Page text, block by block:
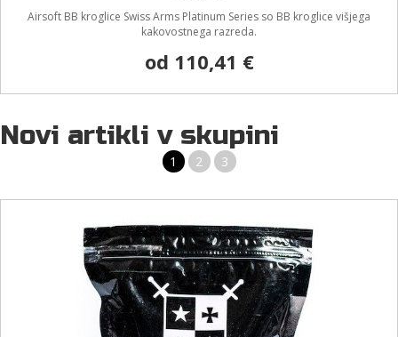
Airsoft BB kroglice Swiss Arms Platinum Series so BB kroglice višjega
kakovostnega razreda.
od 110,41 €
Novi artikli v skupini
1 2 3